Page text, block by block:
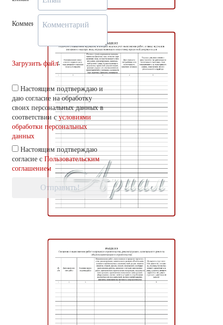
Комментарий
Загрузить файл
Настоящим подтверждаю и
даю согласие на обработку
своих персональных данных в
соответствии сусловиями
обработки персональных
данных
Настоящим подтверждаю
согласие с Пользовательским
соглашением
Отправить!